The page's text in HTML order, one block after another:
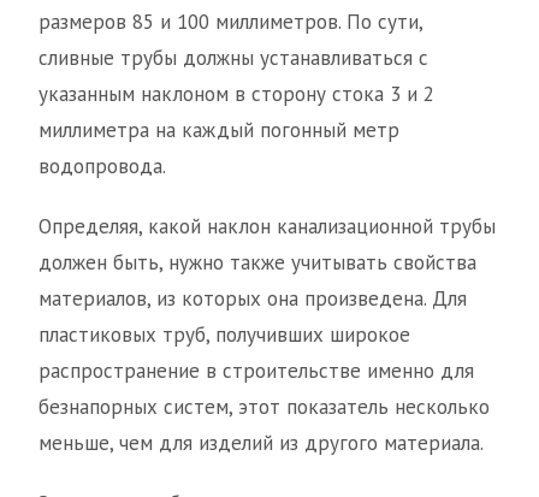
размеров 85 и 100 миллиметров. По сути,
сливные трубы должны устанавливаться с
указанным наклоном в сторону стока 3 и 2
миллиметра на каждый погонный метр
водопровода.
Определяя, какой наклон канализационной трубы
должен быть, нужно также учитывать свойства
материалов, из которых она произведена. Для
пластиковых труб, получивших широкое
распространение в строительстве именно для
безнапорных систем, этот показатель несколько
меньше, чем для изделий из другого материала.